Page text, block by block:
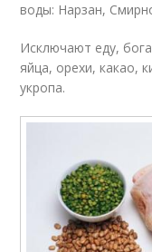
воды: Нарзан,
Исключают еду,
яйца, орехи, какао,
укропа.